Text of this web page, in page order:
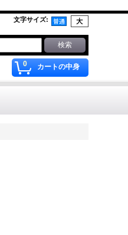
文字サイズ:
0 カートの中身